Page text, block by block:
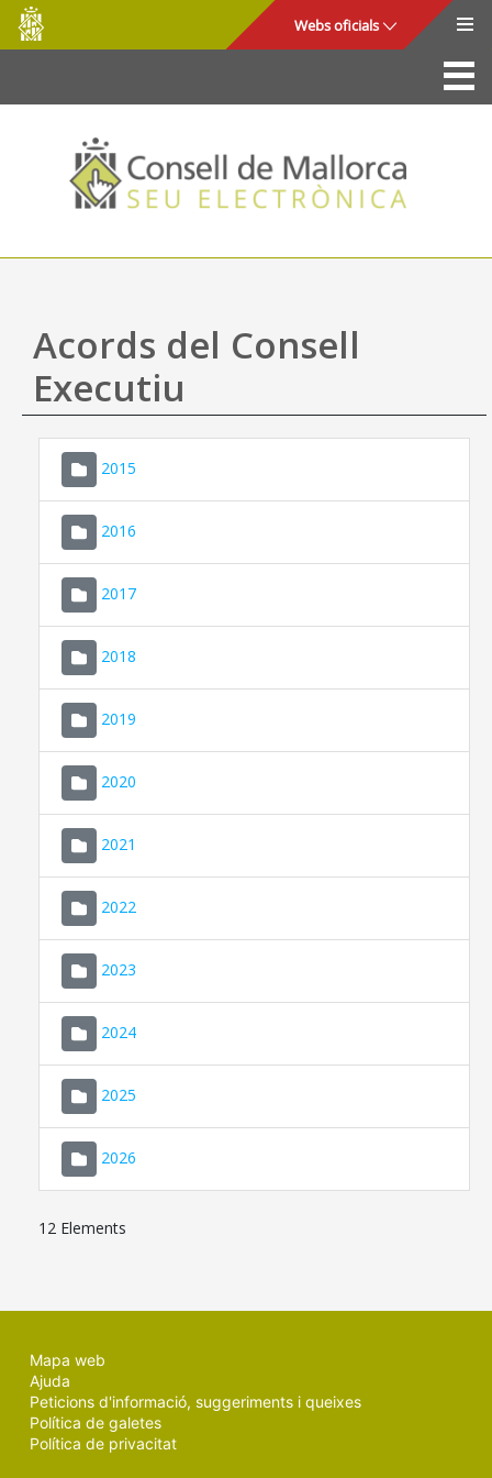
Salta al contingut principal
Consell
de
Mallorca
Webs oficials
La Seu
Consell de Mallorca
Accés i seguretat
Utilitats
Ajuda
Acords del Consell
Executiu
2015
2016
2017
2018
2019
2020
2021
2022
2023
2024
2025
2026
12 Elements
Mapa web
Ajuda
Peticions d'informació, suggeriments i queixes
Política de galetes
Política de privacitat